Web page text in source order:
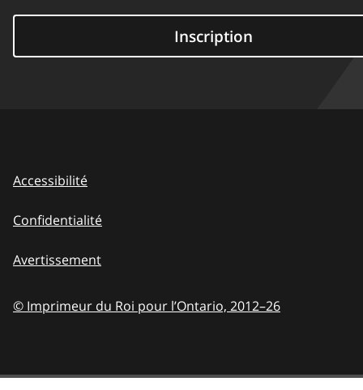
Inscription
Accessibilité
Confidentialité
Avertissement
© Imprimeur du Roi pour l’Ontario, 2012–26